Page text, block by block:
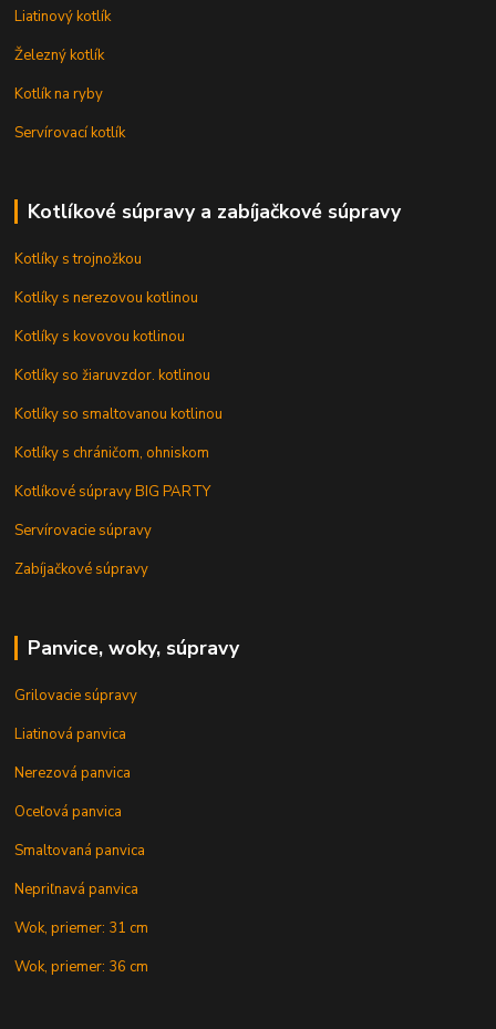
Liatinový kotlík
Železný kotlík
Kotlík na ryby
Servírovací kotlík
Kotlíkové súpravy a zabíjačkové súpravy
Kotlíky s trojnožkou
Kotlíky s nerezovou kotlinou
Kotlíky s kovovou kotlinou
Kotlíky so žiaruvzdor. kotlinou
Kotlíky so smaltovanou kotlinou
Kotlíky s chráničom, ohniskom
Kotlíkové súpravy BIG PARTY
Servírovacie súpravy
Zabíjačkové súpravy
Panvice, woky, súpravy
Grilovacie súpravy
Liatinová panvica
Nerezová panvica
Oceľová panvica
Smaltovaná panvica
Nepriľnavá panvica
Wok, priemer: 31 cm
Wok, priemer: 36 cm